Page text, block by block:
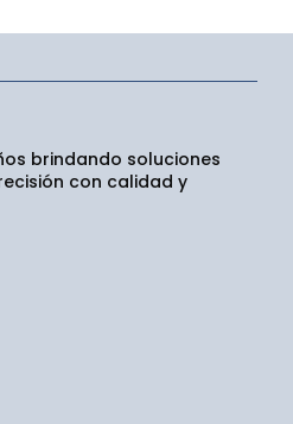
brindando soluciones
con calidad y